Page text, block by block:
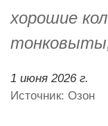
хорошие
1 июня 2026 г.
Источник: Озон